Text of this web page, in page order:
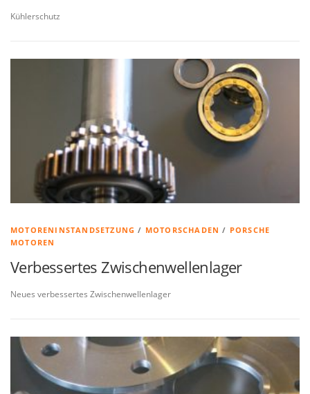
Kühlerschutz
MOTORENINSTANDSETZUNG / MOTORSCHADEN / PORSCHE
MOTOREN
Verbessertes Zwischenwellenlager
Neues verbessertes Zwischenwellenlager